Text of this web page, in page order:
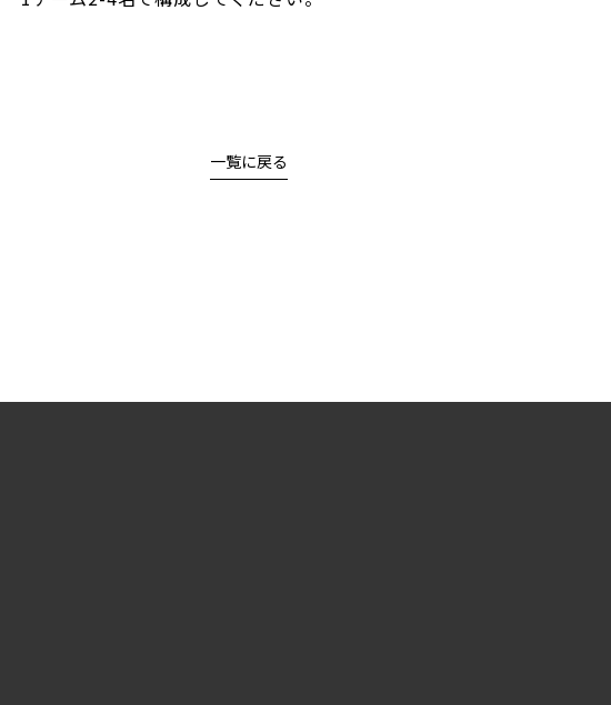
一覧に戻る